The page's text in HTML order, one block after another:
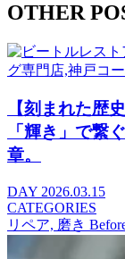
OTHER
【刻まれた歴
「輝き」で繋
章。
DAY 2026.03.15
CATEGORIES
リペア, 磨き